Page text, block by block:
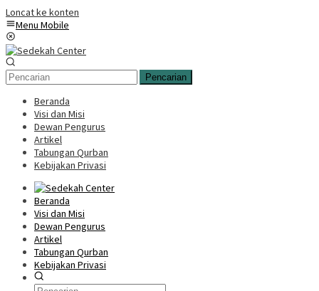
Loncat ke konten
Menu Mobile
Pencarian
Beranda
Visi dan Misi
Dewan Pengurus
Artikel
Tabungan Qurban
Kebijakan Privasi
Beranda
Visi dan Misi
Dewan Pengurus
Artikel
Tabungan Qurban
Kebijakan Privasi